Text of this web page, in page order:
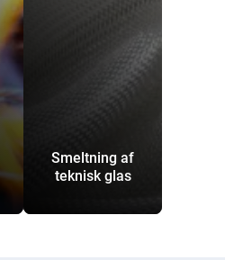
Smeltning af
teknisk glas